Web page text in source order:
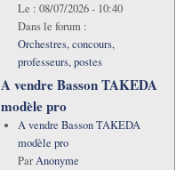
Le : 08/07/2026 - 10:40
Dans le forum :
Orchestres, concours,
professeurs, postes
A vendre Basson TAKEDA
modèle pro
A vendre Basson TAKEDA
modèle pro
ParAnonyme